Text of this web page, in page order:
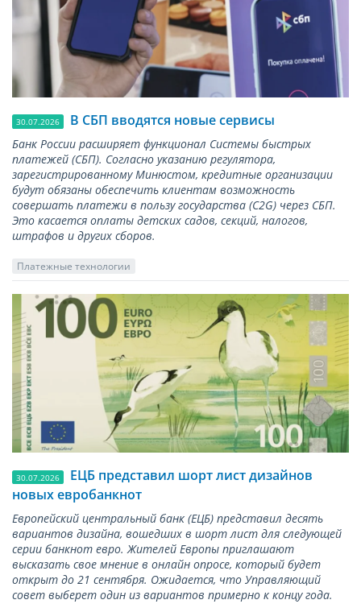
30.07.2026 В СБП вводятся новые сервисы
Банк России расширяет функционал Системы быстрых
платежей (СБП). Согласно указанию регулятора,
зарегистрированному Минюстом, кредитные организации
будут обязаны обеспечить клиентам возможность
совершать платежи в пользу государства (С2G) через СБП.
Это касается оплаты детских садов, секций, налогов,
штрафов и других сборов.
Платежные технологии
30.07.2026
ЕЦБ представил шорт лист дизайнов
новых евробанкнот
Европейский центральный банк (ЕЦБ) представил десять
вариантов дизайна, вошедших в шорт лист для следующей
серии банкнот евро. Жителей Европы приглашают
высказать свое мнение в онлайн опросе, который будет
открыт до 21 сентября. Ожидается, что Управляющий
совет выберет один из вариантов примерно к концу года.